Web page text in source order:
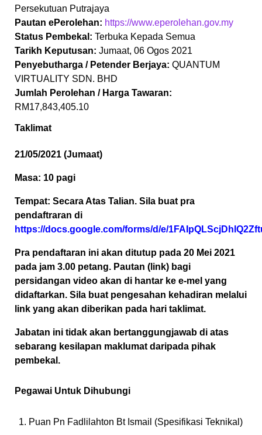
Persekutuan Putrajaya
Pautan ePerolehan: https://www.eperolehan.gov.my
Status Pembekal: Terbuka Kepada Semua
Tarikh Keputusan: Jumaat, 06 Ogos 2021
Penyebutharga / Petender Berjaya: QUANTUM
VIRTUALITY SDN. BHD
Jumlah Perolehan / Harga Tawaran:
RM17,843,405.10
Taklimat
21/05/2021 (Jumaat)
Masa: 10 pagi
Tempat: Secara Atas Talian. Sila buat pra
pendaftraran di
https://docs.google.com/forms/d/e/
Pra pendaftaran ini akan ditutup pada 20 Mei 2021
pada jam 3.00 petang. Pautan (link) bagi
persidangan video akan di hantar ke e-mel yang
didaftarkan. Sila buat pengesahan kehadiran melalui
link yang akan diberikan pada hari taklimat.
Jabatan ini tidak akan bertanggungjawab di atas
sebarang kesilapan maklumat daripada pihak
pembekal.
Pegawai Untuk Dihubungi
Puan Pn Fadlilahton Bt Ismail (Spesifikasi Teknikal)